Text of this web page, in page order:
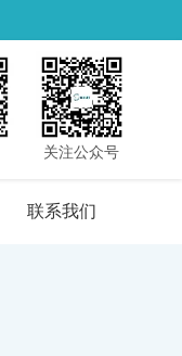
关注公众号
联系我们